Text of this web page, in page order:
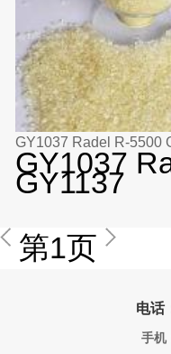
GY1037 Radel R-5500
GY1037
GY1137
第1页
电话
手机